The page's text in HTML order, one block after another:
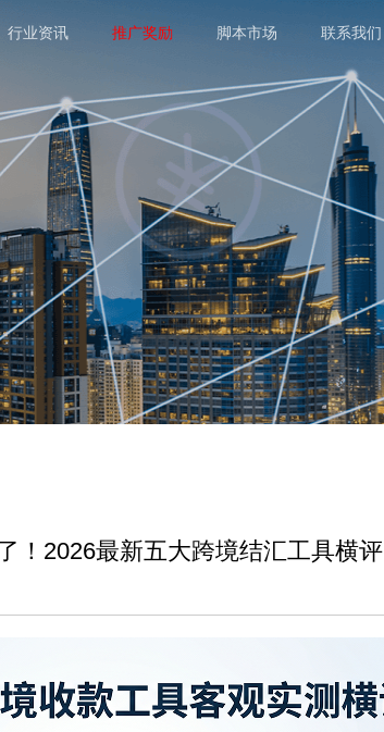
行业资讯 推广奖励 脚本市场 联系我们
！2026最新五大跨境结汇工具横评